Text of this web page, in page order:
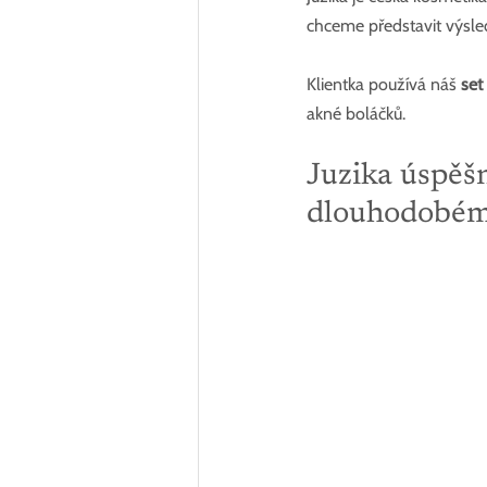
chceme představit
Klientka používá náš set
akné boláčků.
Juzika